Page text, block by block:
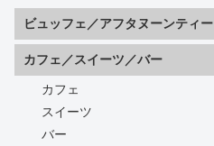
ビュッフェ／アフタヌーンティー
カフェ／スイーツ／バー
カフェ
スイーツ
バー